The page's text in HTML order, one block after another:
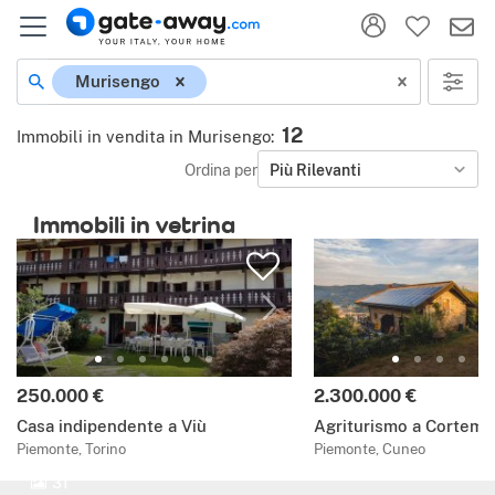
Murisengo
Immobili in vendita in Murisengo: 12
Ordina per Più Rilevanti
Immobili in vetrina
250.000 €
Casa indipendente a Viù
Piemonte, Torino
2.300.000 €
Agriturismo a
Piemonte, Cuneo